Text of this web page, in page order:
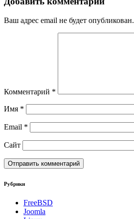
Ваш адрес email не будет опубликован.
Комментарий *
Имя *
Email *
Сайт
Рубрики
FreeBSD
Joomla